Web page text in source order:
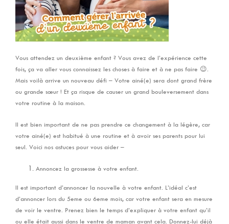
Vous attendez un deuxième enfant ? Vous avez de l’expérience cette
fois, ça va aller vous connaissez les choses à faire et à ne pas faire 😉.
Mais voilà arrive un nouveau défi – Votre ainé(e) sera dont grand frère
ou grande sœur ! Et ça risque de causer un grand bouleversement dans
votre routine à la maison.
Il est bien important de ne pas prendre ce changement à la légère, car
votre ainé(e) est habitué à une routine et à avoir ses parents pour lui
seul. Voici nos astuces pour vous aider –
Annoncez la grossesse à votre enfant.
Il est important d’annoncer la nouvelle à votre enfant. L’idéal c’est
d’annoncer lors du 5eme ou 6eme mois, car votre enfant sera en mesure
de voir le ventre. Prenez bien le temps d’expliquer à votre enfant qu’il
ou elle était aussi dans le ventre de maman avant cela. Donnez-lui déjà